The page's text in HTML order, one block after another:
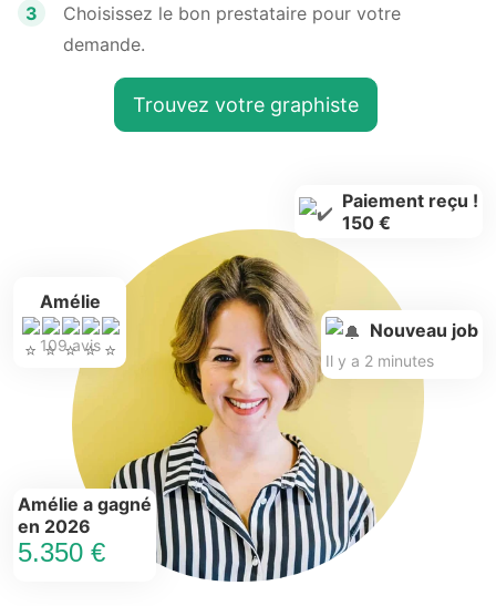
3
Choisissez le bon prestataire pour votre
demande.
Trouvez votre graphiste
Amélie
109 avis
Amélie a gagné
en 2026
5.350 €
Paiement reçu !
150 €
Nouveau job
Il y a 2 minutes